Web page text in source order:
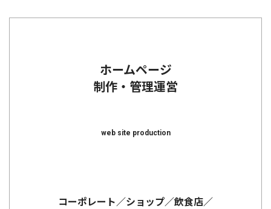
ホームページ
制作・管理運営
web site production
コーポレート／ショップ／飲食店／